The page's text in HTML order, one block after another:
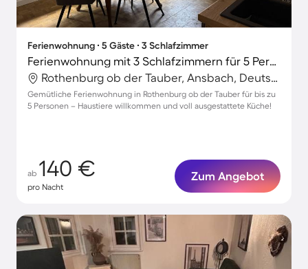
Ferienwohnung ∙ 5 Gäste ∙ 3 Schlafzimmer
Ferienwohnung mit 3 Schlafzimmern für 5 Personen
Rothenburg ob der Tauber, Ansbach, Deutschland
Gemütliche Ferienwohnung in Rothenburg ob der Tauber für bis zu
5 Personen – Haustiere willkommen und voll ausgestattete Küche!
ab 140 €
pro Nacht
Zum Angebot